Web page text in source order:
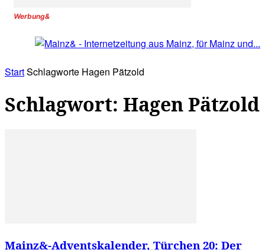
Werbung&
StartSchlagworte Hagen Pätzold
Schlagwort: Hagen Pätzold
Mainz&-Adventskalender, Türchen 20: Der